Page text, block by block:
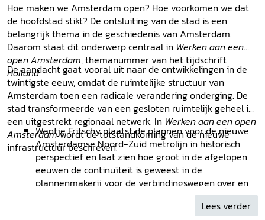
Hoe maken we Amsterdam open? Hoe voorkomen we dat
de hoofdstad stikt? De ontsluiting van de stad is een
belangrijk thema in de geschiedenis van Amsterdam.
Daarom staat dit onderwerp centraal in Werken aan een
open Amsterdam, themanummer van het tijdschrift
Holland.
De aandacht gaat vooral uit naar de ontwikkelingen in de
twintigste eeuw, omdat de ruimtelijke structuur van
Amsterdam toen een radicale verandering onderging. De
stad transformeerde van een gesloten ruimtelijk geheel in
een uitgestrekt regionaal netwerk. In Werken aan een open
Amsterdamwordt de totstandkoming van de nieuwe
infrastructuur beschreven.
Wantje Fritschy plaatst de plannen voor de nieuwe
Amsterdamse Noord-Zuid metrolijn in historisch
perspectief en laat zien hoe groot in de afgelopen
eeuwen de continuïteit is geweest in de
plannenmakerij voor de verbindingswegen over en
Wybren Verstegen gaat in op het Mare Liberum van
Lees verder